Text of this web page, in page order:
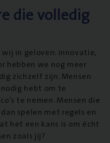
die volledig
in geloven: innovatie,
hebben we nog meer
zichzelf zijn. Mensen
hebt om te
te nemen. Mensen die
spelen met regels en
het een kans is om écht
zoals jij?